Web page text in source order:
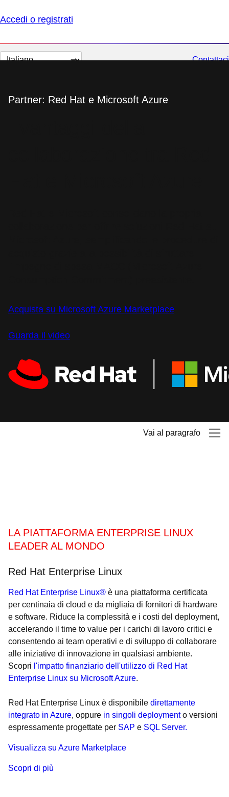
Accedi o registrati
Cambia
Contattaci
Partner: Red Hat e Microsoft Azure
Acquista su Microsoft Azure Marketplace
Guarda il video
Vai al paragrafo
LA PIATTAFORMA ENTERPRISE LINUX
LEADER AL MONDO
Red Hat Enterprise Linux
Red Hat Enterprise Linux® è una piattaforma certificata
per centinaia di cloud e da migliaia di fornitori di hardware
e software. Riduce la complessità e i costi del deployment,
accelerando il time to value per i carichi di lavoro critici e
consentendo ai team operativi e di sviluppo di collaborare
alle iniziative di innovazione in qualsiasi ambiente.
Scopri l'impatto finanziario dell'utilizzo di Red Hat
Enterprise Linux su Microsoft Azure.
Red Hat Enterprise Linux è disponibile direttamente
integrato in Azure, oppure in singoli deploymento versioni
espressamente progettate per SAP e SQL Server.
Visualizza su Azure Marketplace
Scopri di più